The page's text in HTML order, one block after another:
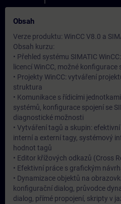
Obsah
Verze produktu: WinCC V8.0 a
Obsah kurzu:
• Přehled systému SIMATIC
licencí WinCC, možné konfigurace
• Projekty WinCC: vytváření
struktura
• Komunikace s řídicími
systémů, konfigurace spojení se
diagnostické možnosti
• Vytváření tagů a skupin:
interní a externí tagy, systémový
hodnot tagů
• Editor křížových odkazů (Cross
• Efektivní práce s grafickým
• Dynamizace objektů na
konfigurační dialog, průvodce
dialog, přímé propojení, skripty v